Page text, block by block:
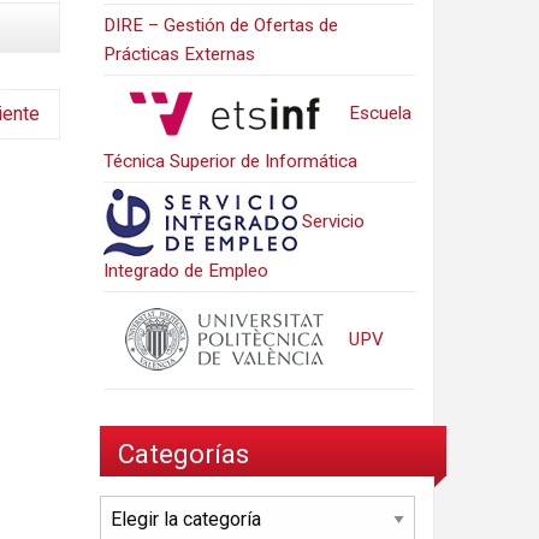
DIRE – Gestión de Ofertas de
Prácticas Externas
Escuela
Técnica Superior de Informática
Servicio
Integrado de Empleo
UPV
Categorías
Categorías